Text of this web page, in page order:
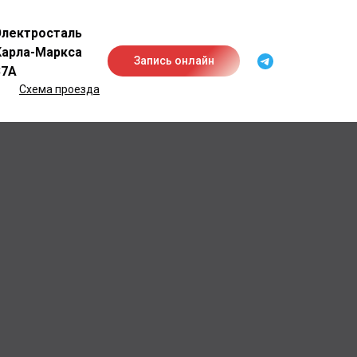
Маркса
Схема проезда
Запись онлайн